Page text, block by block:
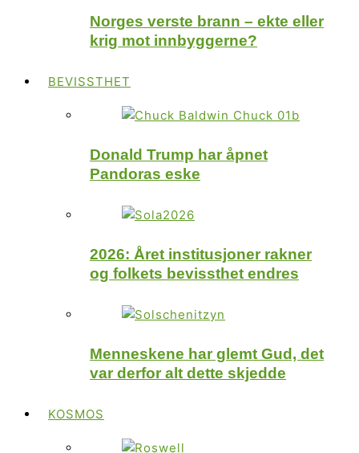
Norges verste brann – ekte eller
krig mot innbyggerne?
BEVISSTHET
Donald Trump har åpnet
Pandoras eske
2026: Året institusjoner rakner
og folkets bevissthet endres
Menneskene har glemt Gud, det
var derfor alt dette skjedde
KOSMOS